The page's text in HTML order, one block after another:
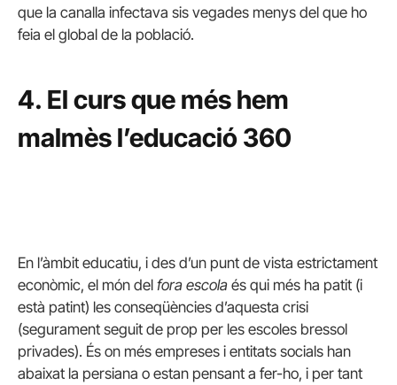
que la canalla infectava sis vegades menys del que ho
feia el global de la població.
4. El curs que més hem
malmès l’educació 360
En l’àmbit educatiu, i des d’un punt de vista estrictament
econòmic, el món del fora escola és qui més ha patit (i
està patint) les conseqüències d’aquesta crisi
(segurament seguit de prop per les escoles bressol
privades). És on més empreses i entitats socials han
abaixat la persiana o estan pensant a fer-ho, i per tant